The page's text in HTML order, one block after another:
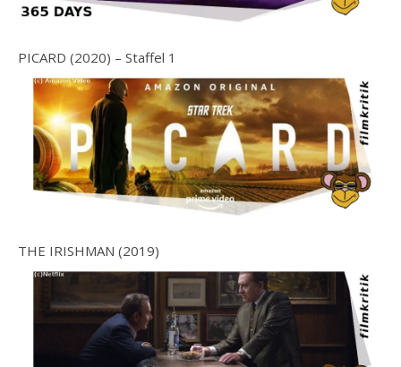
PICARD (2020) – Staffel 1
THE IRISHMAN (2019)